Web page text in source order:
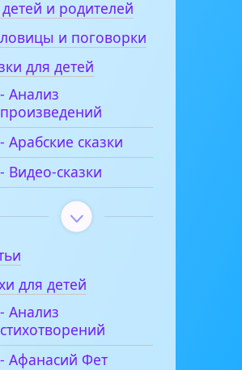
и родителей
и поговорки
для детей
- Анализ
произведений
- Арабские сказки
- Видео-сказки
для детей
- Анализ
стихотворений
- Афанасий Фет